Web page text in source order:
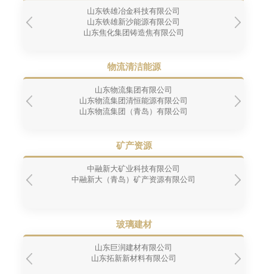
山东铁雄冶金科技有限公司
山东铁雄新沙能源有限公司
山东焦化集团铸造焦有限公司
物流清洁能源
山东物流集团有限公司
山东物流集团清恒能源有限公司
山东物流集团（青岛）有限公司
矿产资源
中融新大矿业科技有限公司
中融新大（青岛）矿产资源有限公司
玻璃建材
山东巨润建材有限公司
山东拓新新材料有限公司